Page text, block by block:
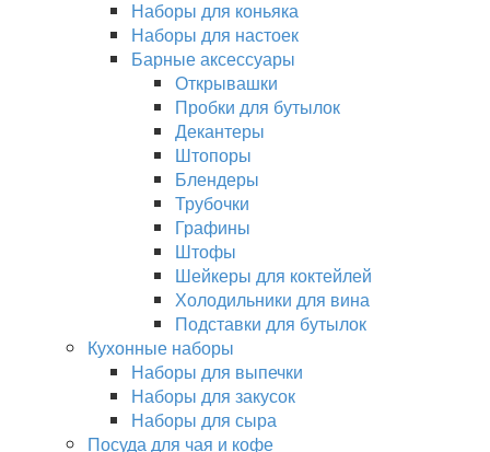
Наборы для коньяка
Наборы для настоек
Барные аксессуары
Открывашки
Пробки для бутылок
Декантеры
Штопоры
Блендеры
Трубочки
Графины
Штофы
Шейкеры для коктейлей
Холодильники для вина
Подставки для бутылок
Кухонные наборы
Наборы для выпечки
Наборы для закусок
Наборы для сыра
Посуда для чая и кофе